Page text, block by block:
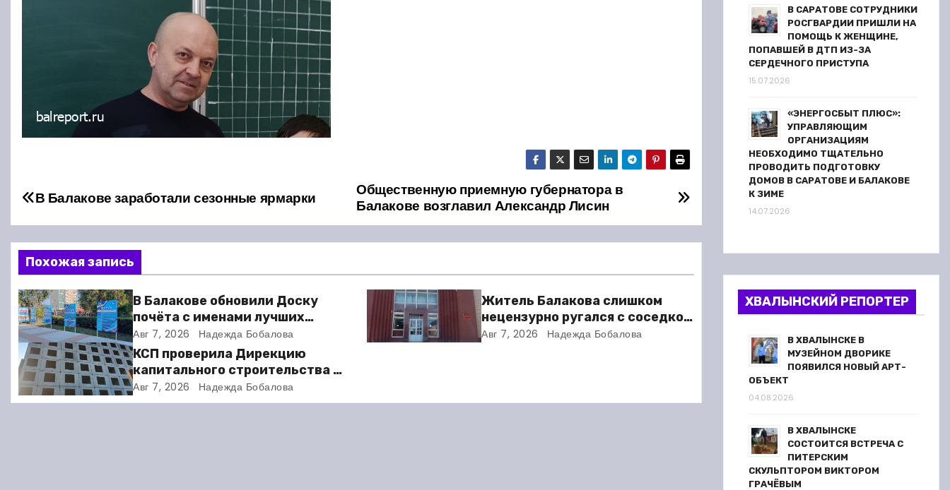
Н
а
в
и
г
а
ц
и
Общественную приемную губернатора в
Балакове возглавил Александр Лисин
В Балакове заработали сезонные ярмарки
Похожая запись
В Балакове обновили Доску
почёта с именами лучших
спортсменов. Фото
Авг 7, 2026 Надежда Бобалова
Житель Балакова слишком
нецензурно ругался с соседкой
и получил двое суток ареста
Авг 7, 2026 Надежда Бобалова
КСП проверила Дирекцию
капитального строительства в
Балакове и нашла множество
нарушений
Авг 7, 2026 Надежда Бобалова
В САРАТОВЕ СОТРУДНИКИ
РОСГВАРДИИ ПРИШЛИ НА
ПОМОЩЬ К ЖЕНЩИНЕ,
ПОПАВШЕЙ В ДТП ИЗ-ЗА
СЕРДЕЧНОГО ПРИСТУПА
15.07.2026
«ЭНЕРГОСБЫТ ПЛЮС»:
УПРАВЛЯЮЩИМ
ОРГАНИЗАЦИЯМ
НЕОБХОДИМО ТЩАТЕЛЬНО
ПРОВОДИТЬ ПОДГОТОВКУ
ДОМОВ В САРАТОВЕ И БАЛАКОВЕ
К ЗИМЕ
14.07.2026
ХВАЛЫНСКИЙ РЕПОРТЕР
В ХВАЛЫНСКЕ В
МУЗЕЙНОМ ДВОРИКЕ
ПОЯВИЛСЯ НОВЫЙ АРТ-
ОБЪЕКТ
04.08.2026
В ХВАЛЫНСКЕ
СОСТОИТСЯ ВСТРЕЧА С
ПИТЕРСКИМ
СКУЛЬПТОРОМ ВИКТОРОМ
ГРАЧЁВЫМ